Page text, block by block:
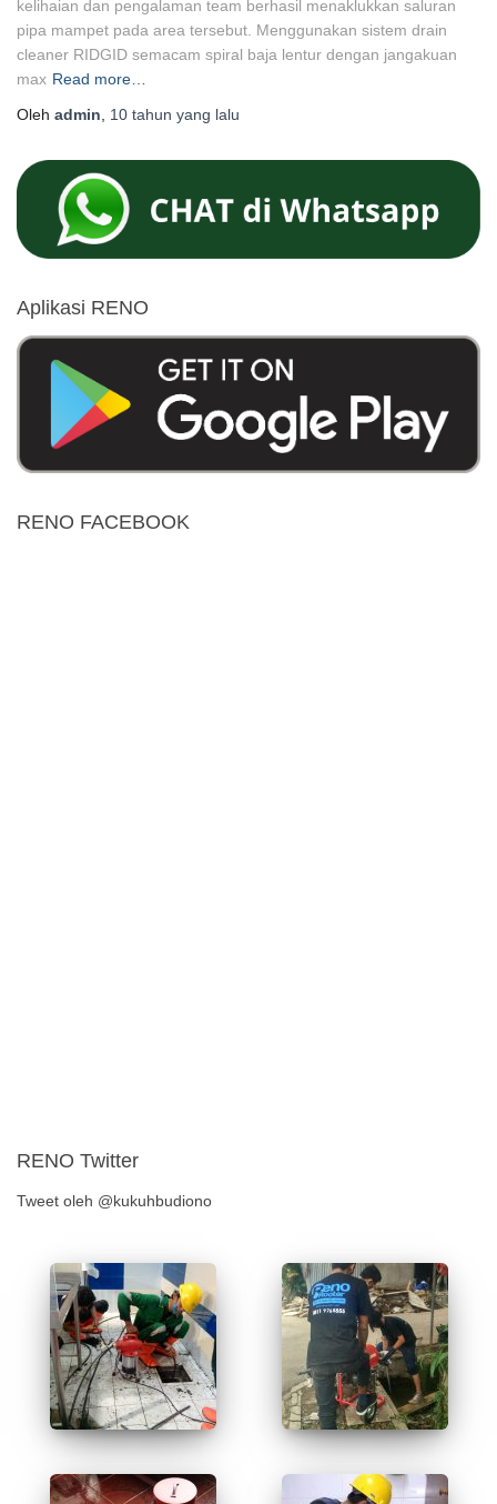
kelihaian dan pengalaman team berhasil menaklukkan saluran
pipa mampet pada area tersebut. Menggunakan sistem drain
cleaner RIDGID semacam spiral baja lentur dengan jangakuan
max Read more…
Oleh admin 10 tahun yang lalu
Aplikasi RENO
RENO FACEBOOK
RENO Twitter
Tweet oleh @kukuhbudiono